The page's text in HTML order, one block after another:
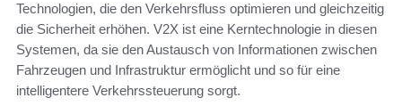
Technologien, die den Verkehrsfluss optimieren und gleichzeitig
die Sicherheit erhöhen. V2X ist eine Kerntechnologie in diesen
Systemen, da sie den Austausch von Informationen zwischen
Fahrzeugen und Infrastruktur ermöglicht und so für eine
intelligentere Verkehrssteuerung sorgt.